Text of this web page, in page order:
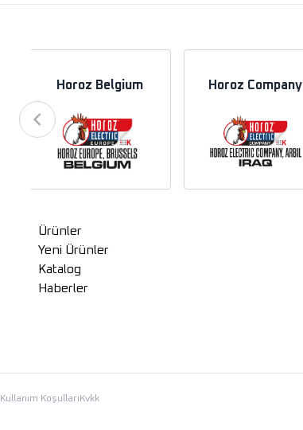
Horoz Belgium Horoz Company
Ürünler
Yeni Ürünler
Katalog
Haberler
Kullanım Koşulları Kvkk